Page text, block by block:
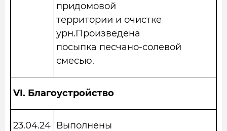
придомовой
территории и очистке
урн.Произведена
посыпка песчано-солевой
смесью.
VI. Благоустройство
23.04.24 Выполнены